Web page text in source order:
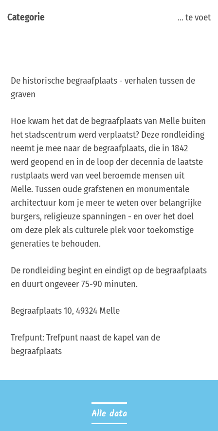
Categorie ... te voet
De historische begraafplaats - verhalen tussen de
graven
Hoe kwam het dat de begraafplaats van Melle buiten
het stadscentrum werd verplaatst? Deze rondleiding
neemt je mee naar de begraafplaats, die in 1842
werd geopend en in de loop der decennia de laatste
rustplaats werd van veel beroemde mensen uit
Melle. Tussen oude grafstenen en monumentale
architectuur kom je meer te weten over belangrijke
burgers, religieuze spanningen - en over het doel
om deze plek als culturele plek voor toekomstige
generaties te behouden.
De rondleiding begint en eindigt op de begraafplaats
en duurt ongeveer 75-90 minuten.
Begraafplaats 10, 49324 Melle
Trefpunt: Trefpunt naast de kapel van de
begraafplaats
Alle data